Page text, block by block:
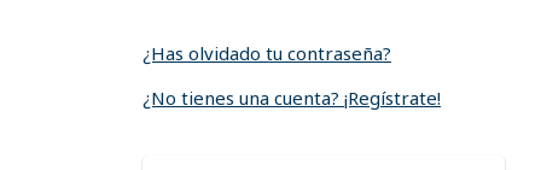
¿Has olvidado tu contraseña?
¿No tienes una cuenta? ¡Regístrate!